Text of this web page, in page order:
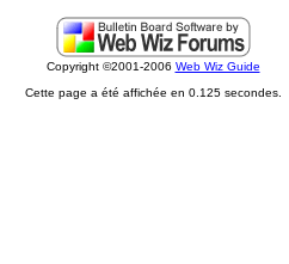
Copyright ©2001-2006 Web Wiz Guide
Cette page a été affichée en 0.125 secondes.